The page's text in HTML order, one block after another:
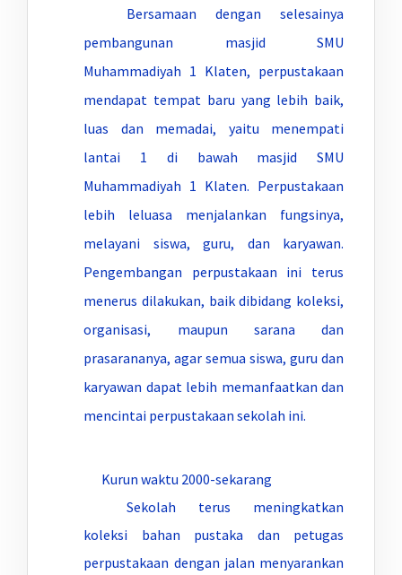
Bersamaan dengan selesainya
pembangunan masjid SMU
Muhammadiyah 1 Klaten, perpustakaan
mendapat tempat baru yang lebih baik,
luas dan memadai, yaitu menempati
lantai 1 di bawah masjid SMU
Muhammadiyah 1 Klaten. Perpustakaan
lebih leluasa menjalankan fungsinya,
melayani siswa, guru, dan karyawan.
Pengembangan perpustakaan ini terus
menerus dilakukan, baik dibidang koleksi,
organisasi, maupun sarana dan
prasarananya, agar semua siswa, guru dan
karyawan dapat lebih memanfaatkan dan
mencintai perpustakaan sekolah ini.
Kurun waktu 2000-sekarang
Sekolah terus meningkatkan
koleksi bahan pustaka dan petugas
perpustakaan dengan jalan menyarankan